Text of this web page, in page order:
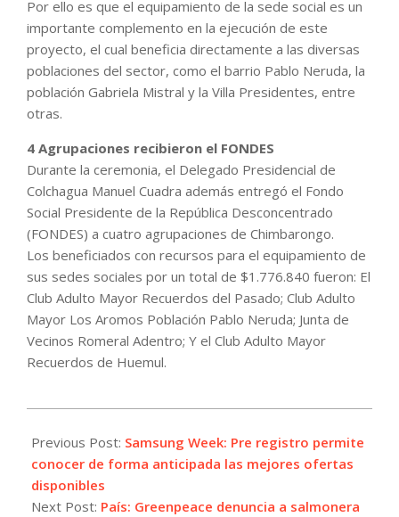
Por ello es que el equipamiento de la sede social es un
importante complemento en la ejecución de este
proyecto, el cual beneficia directamente a las diversas
poblaciones del sector, como el barrio Pablo Neruda, la
población Gabriela Mistral y la Villa Presidentes, entre
otras.
4 Agrupaciones recibieron el FONDES
Durante la ceremonia, el Delegado Presidencial de
Colchagua Manuel Cuadra además entregó el Fondo
Social Presidente de la República Desconcentrado
(FONDES) a cuatro agrupaciones de Chimbarongo.
Los beneficiados con recursos para el equipamiento de
sus sedes sociales por un total de $1.776.840 fueron: El
Club Adulto Mayor Recuerdos del Pasado; Club Adulto
Mayor Los Aromos Población Pablo Neruda; Junta de
Vecinos Romeral Adentro; Y el Club Adulto Mayor
Recuerdos de Huemul.
10-
22
Previous Post: Samsung Week: Pre registro permite
conocer de forma anticipada las mejores ofertas
disponibles
Next Post: País: Greenpeace denuncia a salmonera